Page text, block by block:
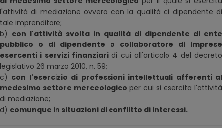
l'attività di mediazione ovvero con la qualità di dipendente di
tale imprenditore;
b) con l'attività svolta in qualità di dipendente di ente
pubblico o di dipendente o collaboratore di imprese
esercenti i servizi finanziari di cui all'articolo 4 del decreto
legislativo 26 marzo 2010, n. 59;
c) con l'esercizio di professioni intellettuali afferenti al
medesimo settore merceologico per cui si esercita l'attività
di mediazione;
d) comunque in situazioni di conflitto di interessi.